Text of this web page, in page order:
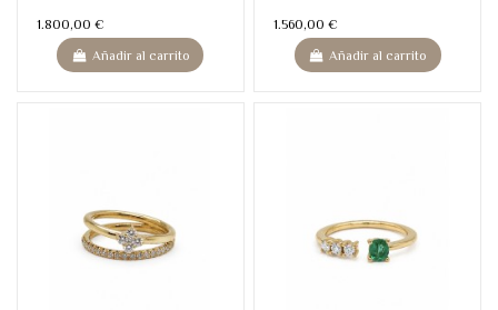
1.800,00 €
Añadir al carrito
1.560,00 €
Añadir al carrito